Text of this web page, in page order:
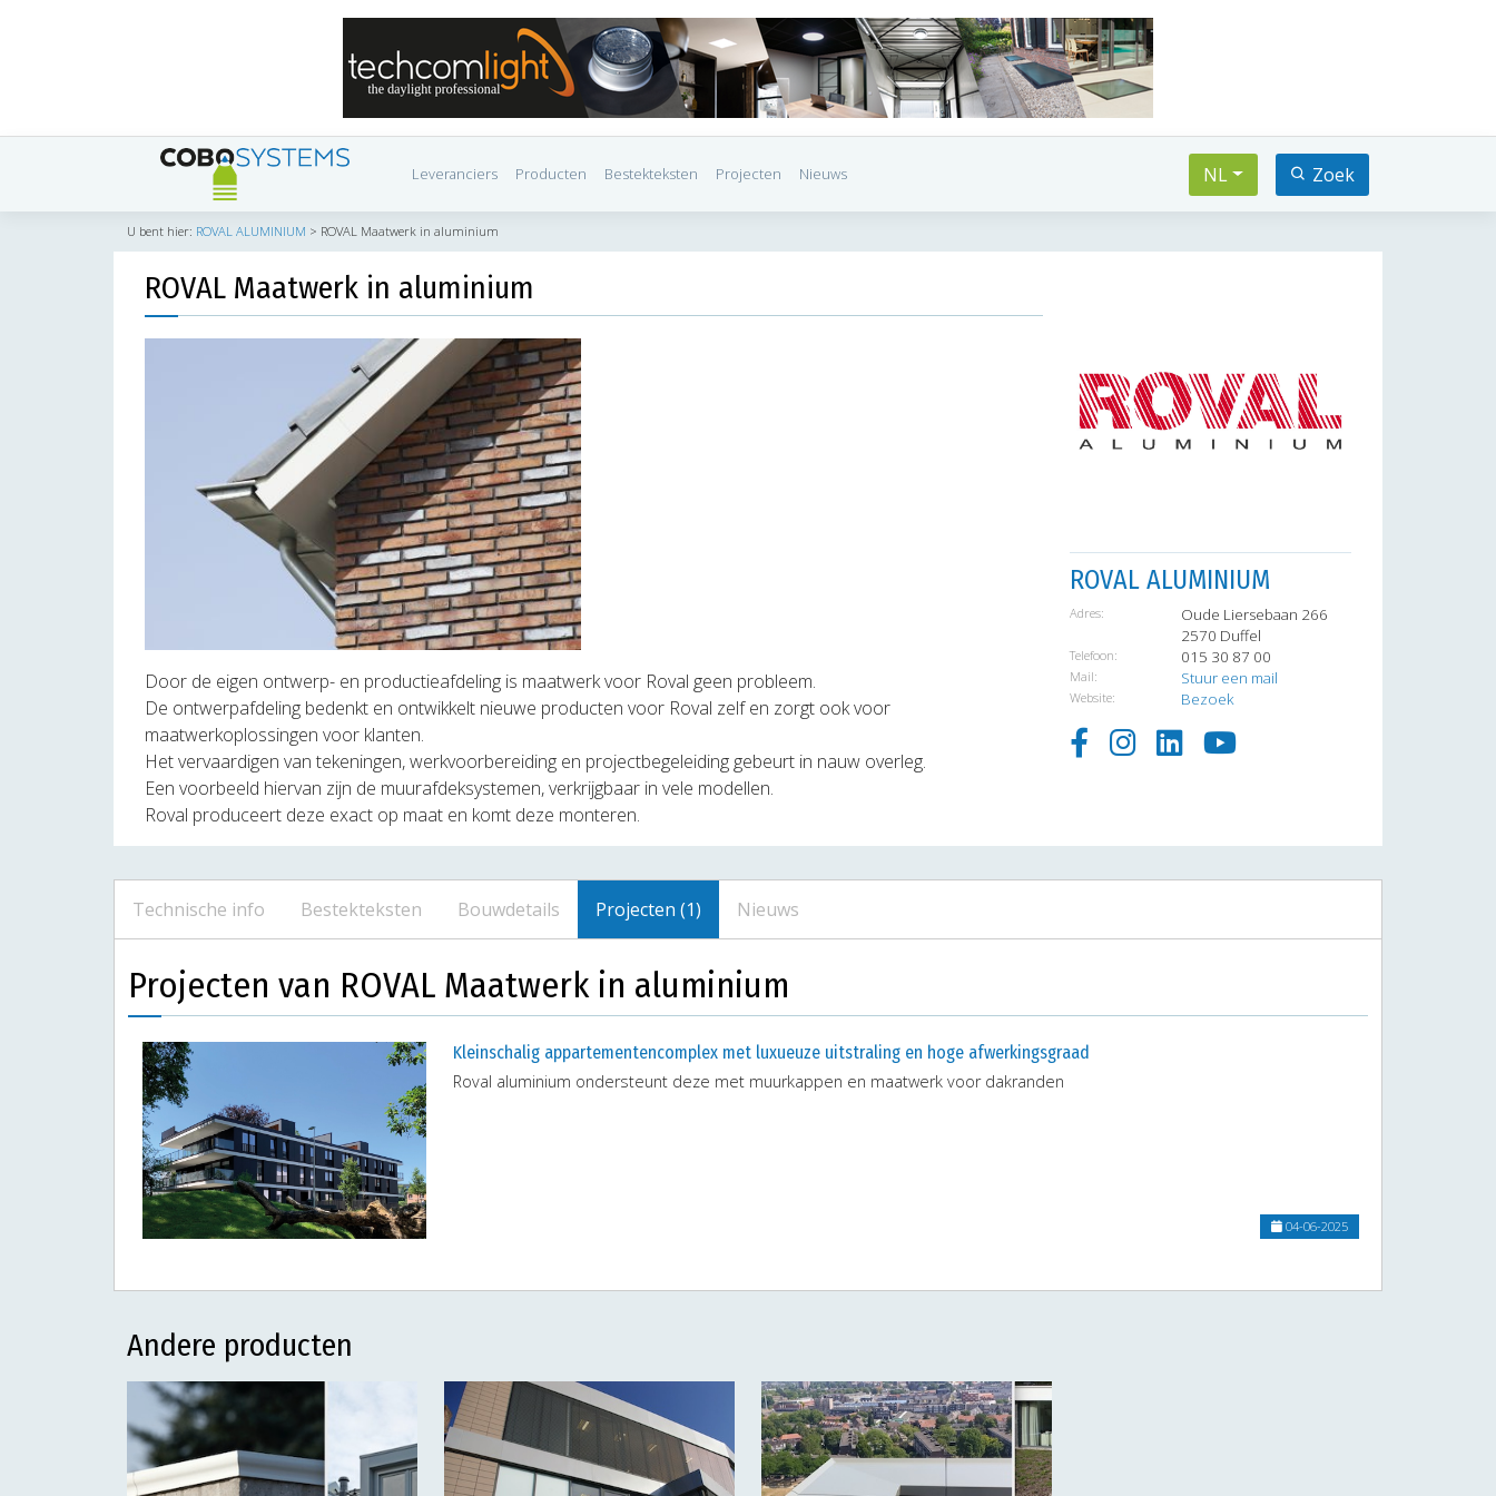
Leveranciers Producten Bestekteksten Projecten Nieuws NL Zoek
U bent hier: ROVAL ALUMINIUM > ROVAL Maatwerk in aluminium
ROVAL Maatwerk in aluminium
Door de eigen ontwerp- en productieafdeling is maatwerk voor Roval geen probleem.
De ontwerpafdeling bedenkt en ontwikkelt nieuwe producten voor Roval zelf en zorgt ook voor
maatwerkoplossingen voor klanten.
Het vervaardigen van tekeningen, werkvoorbereiding en projectbegeleiding gebeurt in nauw overleg.
Een voorbeeld hiervan zijn de muurafdeksystemen, verkrijgbaar in vele modellen.
Roval produceert deze exact op maat en komt deze monteren.
ROVAL ALUMINIUM
Adres:
Oude Liersebaan 266
2570 Duffel
Telefoon: 015 30 87 00
Mail: Stuur een mail
Website: Bezoek
Technische info Bestekteksten Bouwdetails Projecten (1) Nieuws
Projecten van ROVAL Maatwerk in aluminium
Kleinschalig appartementencomplex met luxueuze uitstraling en hoge afwerkingsgraad
Roval aluminium ondersteunt deze met muurkappen en maatwerk voor dakranden
04-06-2025
Andere producten